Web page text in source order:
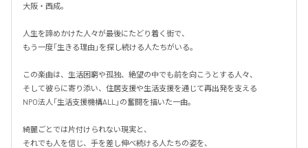
大阪・西成。
人生を諦めかけた人々が最後にたどり着く街で、
もう一度「生きる理由」を探し続ける人たちがいる。
この楽曲は、生活困窮や孤独、絶望の中でも前を向こうとする人々、
そして彼らに寄り添い、住居支援や生活支援を通じて再出発を支える
NPO法人「生活支援機構ALL」の奮闘を描いた一曲。
綺麗ごとでは片付けられない現実と、
それでも人を信じ、手を差し伸べ続ける人たちの姿を、